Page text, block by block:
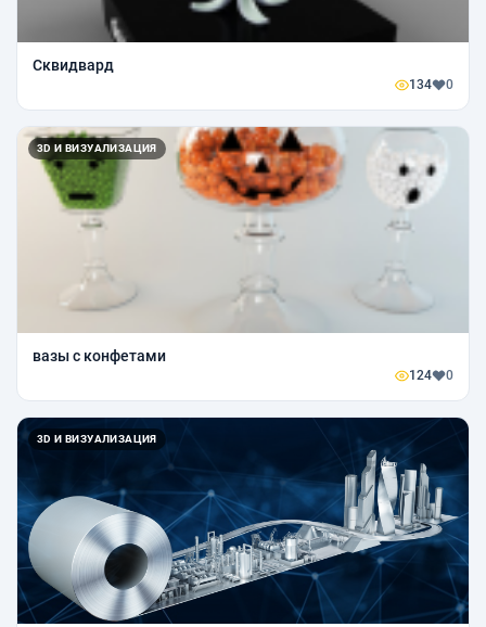
Сквидвард
134 0
3D И ВИЗУАЛИЗАЦИЯ
вазы с конфетами
124 0
3D И ВИЗУАЛИЗАЦИЯ